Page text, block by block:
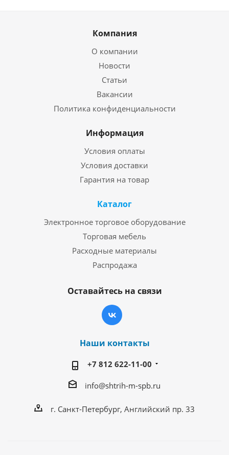
Компания
О компании
Новости
Статьи
Вакансии
Политика конфиденциальности
Информация
Условия оплаты
Условия доставки
Гарантия на товар
Каталог
Электронное торговое оборудование
Торговая мебель
Расходные материалы
Распродажа
Оставайтесь на связи
Наши контакты
+7 812 622-11-00
info@shtrih-m-spb.ru
г. Санкт-Петербург, Английский пр. 33